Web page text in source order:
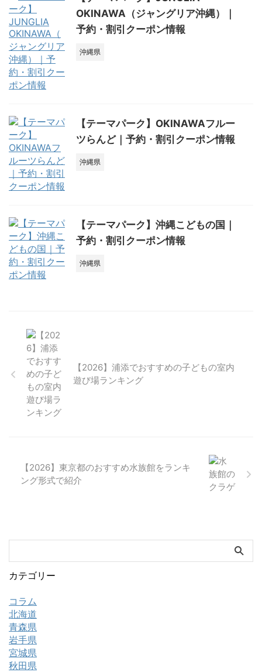
OKINAWA（ジャングリア沖縄）｜
予約・割引クーポン情報
沖縄県
【テーマパーク】OKINAWAフルー
ツらんど｜予約・割引クーポン情報
沖縄県
【テーマパーク】沖縄こどもの国｜
予約・割引クーポン情報
沖縄県
【2026】浦添でおすすめの子どもの室内
遊び場ランキング
【2026】東京都のおすすめ水族館をランキ
ング形式で紹介
カテゴリー
コラム
北海道
青森県
岩手県
宮城県
秋田県